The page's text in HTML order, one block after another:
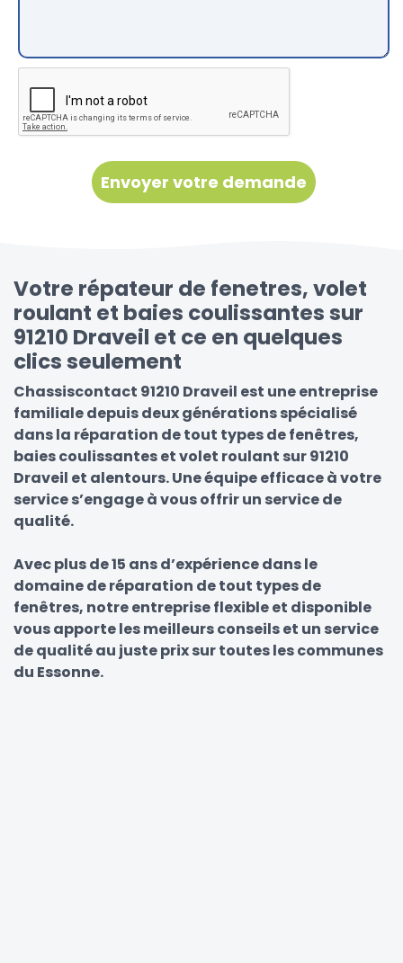
Votre répateur de fenetres, volet
roulant et baies coulissantes sur
91210 Draveil et ce en quelques
clics seulement
Chassiscontact 91210 Draveil est une entreprise
familiale depuis deux générations spécialisé
dans la réparation de tout types de fenêtres,
baies coulissantes et volet roulant sur 91210
Draveil et alentours. Une équipe efficace à votre
service s’engage à vous offrir un service de
qualité.
Avec plus de 15 ans d’expérience dans le
domaine de réparation de tout types de
fenêtres, notre entreprise flexible et disponible
vous apporte les meilleurs conseils et un service
de qualité au juste prix sur toutes les communes
du Essonne.